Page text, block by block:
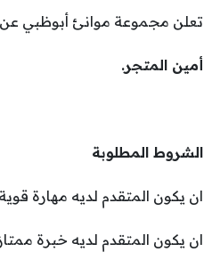
تعلن مجموعة موانئ أبوظبي عن
أمين المتجر.
الشروط المطلوبة
ان يكون المتقدم لديه مهارة
ان يكون المتقدم لديه خبرة